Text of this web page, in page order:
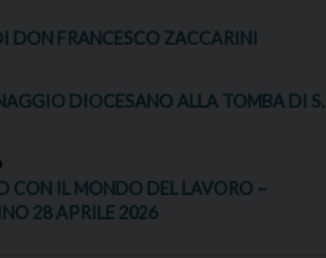
DON FRANCESCO ZACCARINI
DIOCESANO ALLA TOMBA DI S.
CON IL MONDO DEL LAVORO –
28 APRILE 2026